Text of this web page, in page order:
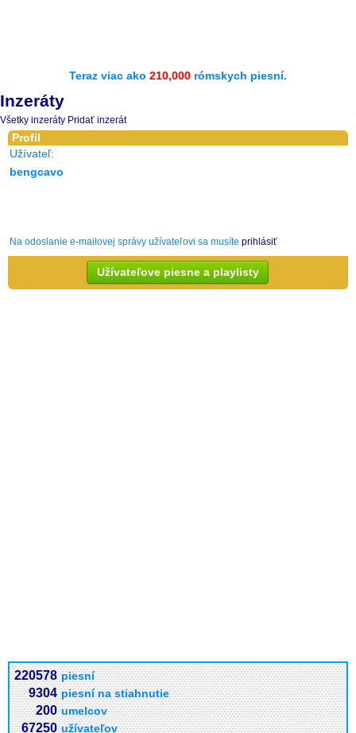
Teraz viac ako 210,000 rómskych piesní.
Inzeráty
Všetky inzeráty Pridať inzerát
Profil
Užívateľ:
bengcavo
Na odoslanie e-mailovej správy užívateľovi sa musíte prihlásiť
Užívateľove piesne a playlisty
220578 piesní
9304 piesní na stiahnutie
200 umelcov
67250 užívateľov